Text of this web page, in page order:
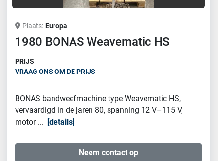
Plaats Europa
1980 BONAS Weavematic HS
PRIJS
VRAAG ONS OM DE PRIJS
BONAS bandweefmachine type Weavematic HS,
vervaardigd in de jaren 80, spanning 12 V–115 V,
motor ...
details
Neem contact op